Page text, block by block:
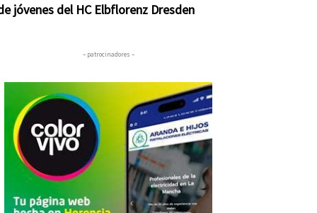
jóvenes del HC Elbflorenz Dresden
– patrocinadores –